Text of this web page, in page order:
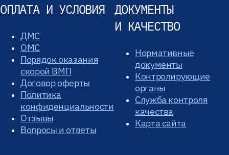
ОПЛАТА И УСЛОВИЯ
ДМС
ОМС
Порядок оказания
скорой ВМП
Договор оферты
Политика
конфиденциальности
Отзывы
Вопросы и ответы
ДОКУМЕНТЫ
И КАЧЕСТВО
Нормативные
документы
Контролирующие
органы
Служба контроля
качества
Карта сайта